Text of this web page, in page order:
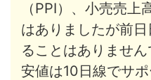
（PPI）、小売売
はありましたが前
ることはありません
安値は10日線でサポ